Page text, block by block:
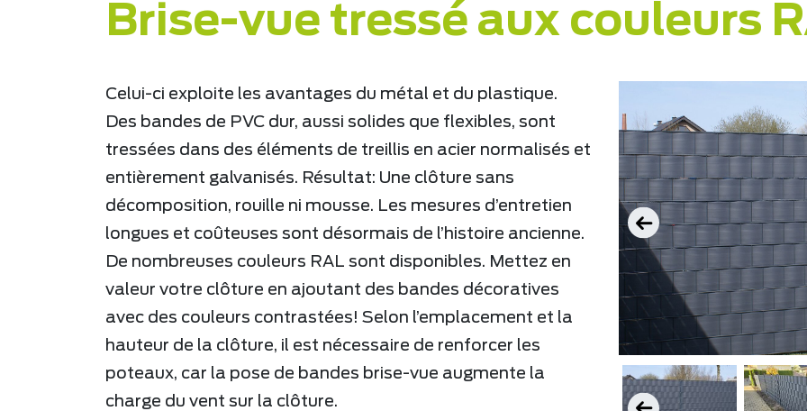
Brise-vue tressé aux couleurs
Celui-ci exploite les avantages du métal et du plastique.
Des bandes de PVC dur, aussi solides que flexibles, sont
tressées dans des éléments de treillis en acier normalisés et
entièrement galvanisés. Résultat: Une clôture sans
décomposition, rouille ni mousse. Les mesures d’entretien
longues et coûteuses sont désormais de l’histoire ancienne.
De nombreuses couleurs RAL sont disponibles. Mettez en
valeur votre clôture en ajoutant des bandes décoratives
avec des couleurs contrastées! Selon l’emplacement et la
hauteur de la clôture, il est nécessaire de renforcer les
poteaux, car la pose de bandes brise-vue augmente la
charge du vent sur la clôture.